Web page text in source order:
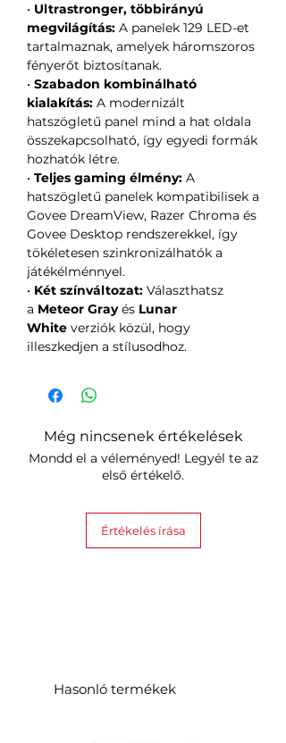
• Ultrastronger, többirányú
megvilágítás: A panelek 129 LED-et
tartalmaznak, amelyek háromszoros
fényerőt biztosítanak.
• Szabadon kombinálható
kialakítás: A modernizált
hatszögletű panel mind a hat oldala
összekapcsolható, így egyedi formák
hozhatók létre.
• Teljes gaming élmény: A
hatszögletű panelek kompatibilisek a
Govee DreamView, Razer Chroma és
Govee Desktop rendszerekkel, így
tökéletesen szinkronizálhatók a
játékélménnyel.
• Két színváltozat: Választhatsz
a Meteor Grayés Lunar
White verziók közül, hogy
illeszkedjen a stílusodhoz.
Még nincsenek értékelések
Mondd el a véleményed! Legyél te az
első értékelő.
Értékelés írása
Hasonló termékek